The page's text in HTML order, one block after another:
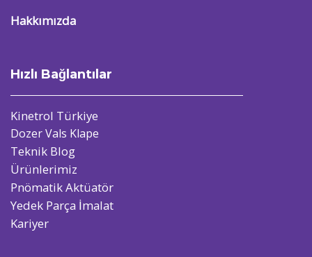
Hakkımızda
Hızlı Bağlantılar
Kinetrol Türkiye
Dozer Vals Klape
Teknik Blog
Ürünlerimiz
Pnömatik Aktüatör
Yedek Parça İmalat
Kariyer